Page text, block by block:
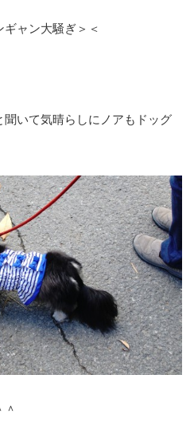
ャン大騒ぎ＞＜
いて気晴らしにノアもドッグ